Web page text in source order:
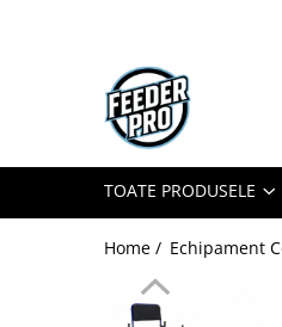
Toate Produsele
Accesorii Diverse
Mincioguri si Juvelnice
Scaune si Accesorii
Bagajerie Pescuit
Accesorii Nadire
TOATE PRODUSELE
Home / Echipament